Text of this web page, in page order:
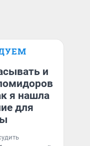
и
я нашла
для